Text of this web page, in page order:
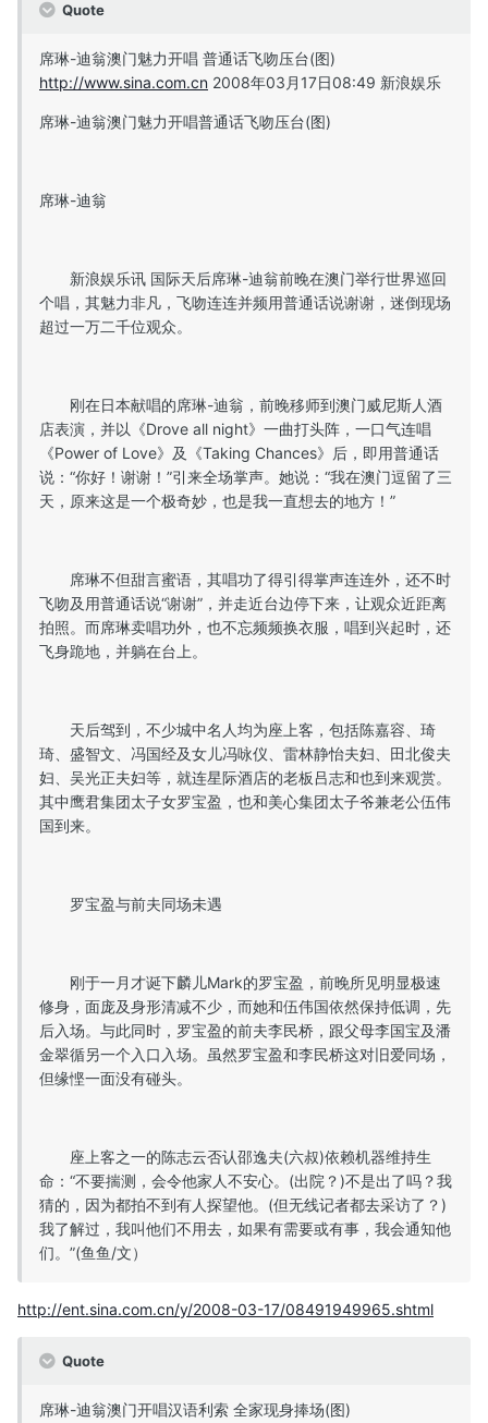
Quote
席琳-迪翁澳门魅力开唱 普通话飞吻压台(图)
http://www.sina.com.cn 2008年03月17日08:49 新浪娱乐
席琳-迪翁澳门魅力开唱普通话飞吻压台(图)
席琳-迪翁
新浪娱乐讯 国际天后席琳-迪翁前晚在澳门举行世界巡回
个唱，其魅力非凡，飞吻连连并频用普通话说谢谢，迷倒现场
超过一万二千位观众。
刚在日本献唱的席琳-迪翁，前晚移师到澳门威尼斯人酒
店表演，并以《Drove all night》一曲打头阵，一口气连唱
《Power of Love》及《Taking Chances》后，即用普通话
说：“你好！谢谢！”引来全场掌声。她说：“我在澳门逗留了三
天，原来这是一个极奇妙，也是我一直想去的地方！”
席琳不但甜言蜜语，其唱功了得引得掌声连连外，还不时
飞吻及用普通话说“谢谢”，并走近台边停下来，让观众近距离
拍照。而席琳卖唱功外，也不忘频频换衣服，唱到兴起时，还
飞身跪地，并躺在台上。
天后驾到，不少城中名人均为座上客，包括陈嘉容、琦
琦、盛智文、冯国经及女儿冯咏仪、雷林静怡夫妇、田北俊夫
妇、吴光正夫妇等，就连星际酒店的老板吕志和也到来观赏。
其中鹰君集团太子女罗宝盈，也和美心集团太子爷兼老公伍伟
国到来。
罗宝盈与前夫同场未遇
刚于一月才诞下麟儿Mark的罗宝盈，前晚所见明显极速
修身，面庞及身形清减不少，而她和伍伟国依然保持低调，先
后入场。与此同时，罗宝盈的前夫李民桥，跟父母李国宝及潘
金翠循另一个入口入场。虽然罗宝盈和李民桥这对旧爱同场，
但缘悭一面没有碰头。
座上客之一的陈志云否认邵逸夫(六叔)依赖机器维持生
命：“不要揣测，会令他家人不安心。(出院？)不是出了吗？我
猜的，因为都拍不到有人探望他。(但无线记者都去采访了？)
我了解过，我叫他们不用去，如果有需要或有事，我会通知他
们。”(鱼鱼/文）
http://ent.sina.com.cn/y/2008-03-17/08491949965.shtml
Quote
席琳-迪翁澳门开唱汉语利索 全家现身捧场(图)